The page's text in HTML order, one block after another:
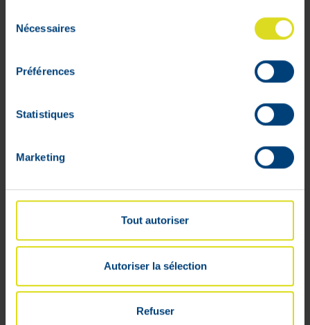
Nécessaires
Préférences
Statistiques
Marketing
Tout autoriser
Autoriser la sélection
Refuser
Appliquer directement sur les gencives
du bébé et masser doucement lorsque le
Jusqu'à 5 fois par jour.
Propriétés
agréable, qui est très apprécié des
enfants.
Sans sucre ajouté. Arômes et
conservateurs naturels.